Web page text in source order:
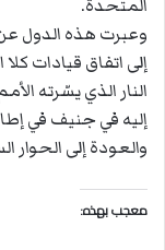
المتحدة.
وعبرت هذه الدول عن
إلى اتفاق قيادات
والعودة إلى الحوار
معجب بهذه: